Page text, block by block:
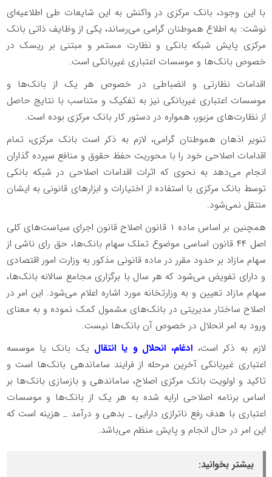
با این وجود، بانک مرکزی در واکنش به این شایعات طی اطلاعیه‌ای
نوشت: به اطلاع هموطنان گرامی می‌رساند، یکی از وظایف ذاتی بانک
مرکزی پایش شبکه بانکی و نظارت مستمر و مبتنی بر ریسک در
خصوص بانک‌ها و موسسات اعتباری غیربانکی است.
اقدامات نظارتی و انضباطی در خصوص هر یک از بانک‌ها و
موسسات اعتباری غیربانکی نیز به تفکیک و متناسب با نتایج حاصل
از نظارت‌های مزبور، همواره در دستور کار بانک مرکزی بوده است.
تنویر اذهان هموطنان گرامی، لازم به ذکر است بانک مرکزی، تمام
اقدامات اصلاحی خود را با محوریت حفظ حقوق و منافع سپرده گذاران
انجام می‌دهد به نحوی که اثرات اقدامات اصلاحی در شبکه بانکی
توسط بانک مرکزی با استفاده از اختیارات و ابزارهای قانونی به ایشان
منتقل نمی‌شود.
همچنین بر اساس ماده ۱ قانون اصلاح قانون اجرای سیاست‌های کلی
اصل ۴۴ قانون اساسی موضوع تملک سهام بانک‌ها، حق رای ناشی از
سهام مازاد بر حدود مقرر در ماده قانونی مذکور به وزارت امور اقتصادی
و دارای تفویض می‌شود که هر سال با برگزاری مجامع سالانه بانک‌ها،
سهام مازاد تعیین و به وزارتخانه مورد اشاره اعلام می‌شود. این امر در
اصلاح ساختار مدیریتی در بانک‌های مشمول کمک نموده و به معنای
ورود به امر انحلال در خصوص آن بانک‌ها نیست.
لازم به ذکر است،ادغام، انحلال و یا انتقال یک بانک یا موسسه
اعتباری غیربانکی آخرین مرحله از فرایند ساماندهی بانک‌ها است و
تاکید و اولویت بانک مرکزی اصلاح، ساماندهی و بازسازی بانک‌ها بر
اساس برنامه اصلاحی ارایه شده به هر یک از بانک‌ها و موسسات
اعتباری با هدف رفع ناترازی دارایی _ بدهی و درآمد _ هزینه است که
این امر در حال انجام و پایش منظم می‌باشد.
بیشتر بخوانید: